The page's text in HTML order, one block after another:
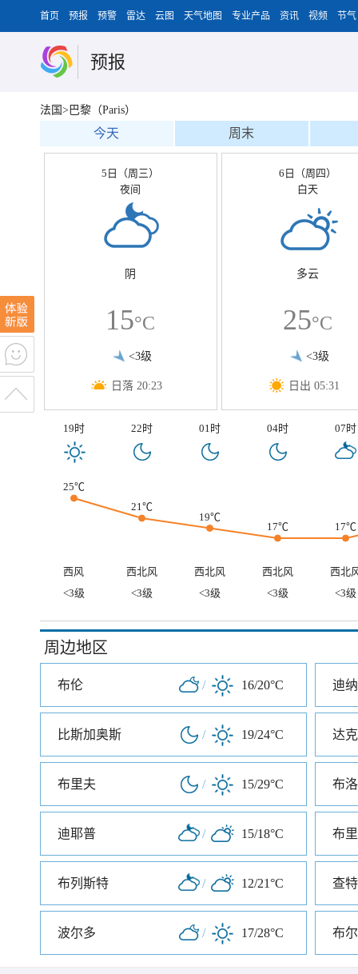
首页 预报 预警 雷达 云图 天气地图 专业产品 资讯 视频 节气
预报
法国>巴黎（Paris）
今天 周末
5日（周三）
夜间
阴
15°C
<3级
日落 20:23
6日（周四）
白天
多云
25°C
<3级
日出 05:31
19时 22时 01时 04时 07时
25℃
21℃
19℃
17℃
17℃
西风 西北风 西北风 西北风
西北
<3级
<3级 <3级 <3级 <3级
周边地区
布伦 / 16/20°C 迪
比斯加奥斯 / 19/24°C 达
布里夫 / 15/29°C 布
迪耶普 / 15/18°C 布
布列斯特 / 12/21°C 查
波尔多 / 17/28°C 布